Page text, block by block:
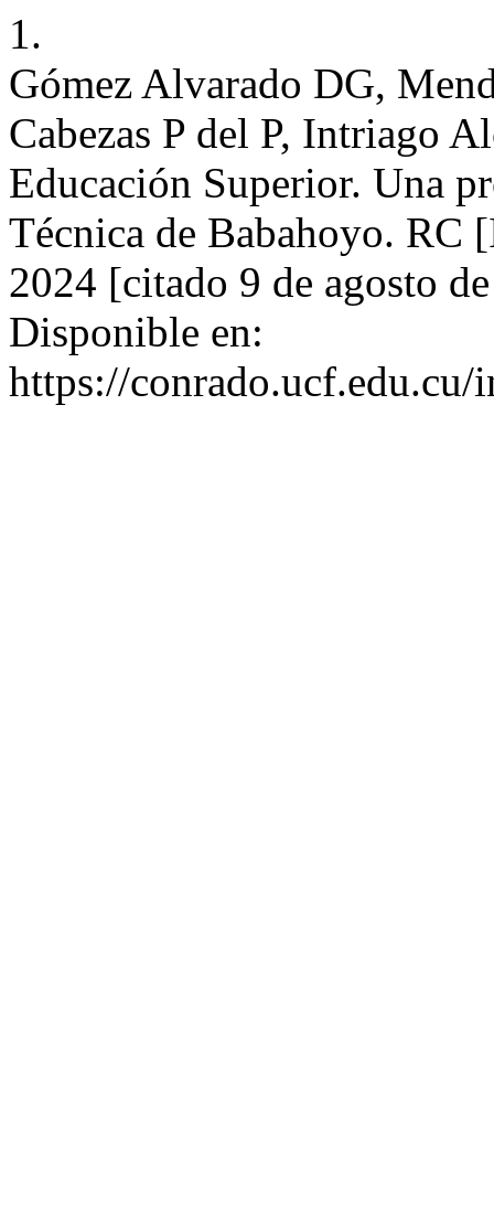
1.
Gómez Alvarado DG,
Cabezas P del P, Intriago
Educación Superior. Una
Técnica de Babahoyo. RC
2024 [citado 9 de agosto
Disponible en:
https://